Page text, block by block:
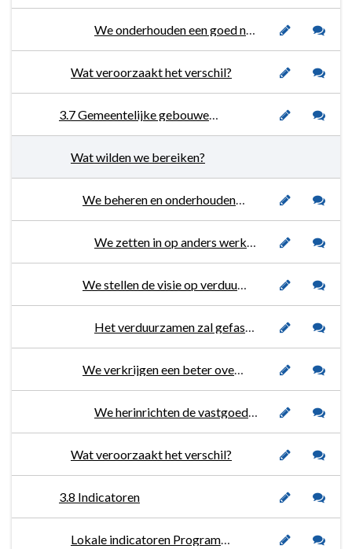
We onderhouden een goed netwerk tussen inwoners, ketenpartners en gemeente.
Wat veroorzaakt het verschil?
3.7 Gemeentelijke gebouwen en accommodaties
Wat wilden we bereiken?
We beheren en onderhouden het gemeentelijk vastgoed op het afgesproken conditieniveau overeenkomstig het meerjarenonderhoudsplan gebouwenbeheer 2022-2025.
We zetten in op anders werken, middels privatiseren (light) verkrijgen huurders meer eigenaarschap als het gaat om onderhoud.
We stellen de visie op verduurzaming van vastgoed op waarbij we inzetten op verduurzaming van het vastgoed in combinatie met het groot onderhoud.
Het verduurzamen zal gefaseerd worden uitgevoerd waarbij we in fase 1, 2023-2025, inzetten op de gemeentelijke gebouwen en brandweerkazernes.
We verkrijgen een beter overzicht op de vastgoedbudgetten.
We herinrichten de vastgoedbudgetten in de gemeentelijke financiële applicatie.
Wat veroorzaakt het verschil?
3.8 Indicatoren
Lokale indicatoren Programma 3. Leefomgeving